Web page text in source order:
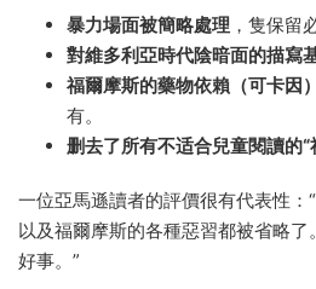
暴力場面被簡略處理 ，隻保留
對維多利亞時代陰暗面的描寫
福爾摩斯的藥物依賴（可卡因
有。
删去了所有不适合兒童閱讀的“
一位亞馬遜讀者的評價很有代表性：
以及福爾摩斯的各種惡習都被省略
好事。”